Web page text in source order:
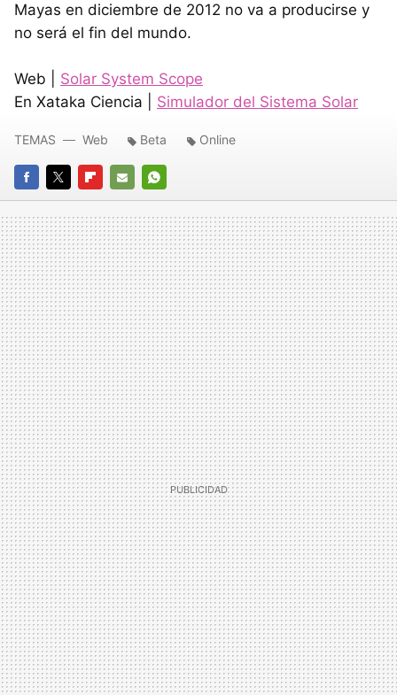
Mayas en diciembre de 2012 no va a producirse y
no será el fin del mundo.
Web | Solar System Scope
En Xataka Ciencia | Simulador del Sistema Solar
FACEBOOK
TWITTERFLIPBOARD
E-
MAIL
WHATSAPP
TEMAS Web Beta Online